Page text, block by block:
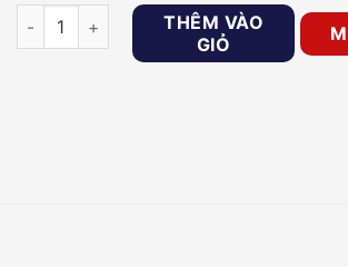
Công tắc đèn thường mặt nhôm 3 nút
THÊM VÀO
GIỎ